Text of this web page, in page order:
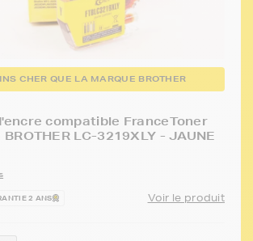
CHER QUE LA MARQUE BROTHER
compatible FranceToner
LC-3219XLY - JAUNE
2 ANS Voir le produit